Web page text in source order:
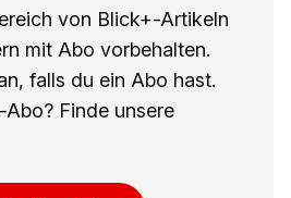
von Blick+-Artikeln
mit Abo vorbehalten.
falls du ein Abo hast.
Finde unsere